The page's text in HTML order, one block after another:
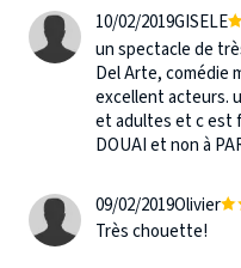
10/02/2019GISELE
un spectacle de
Del Arte, comédie
excellent acteurs.
et adultes et c est
DOUAI et non à
09/02/2019Olivier
Très chouette!